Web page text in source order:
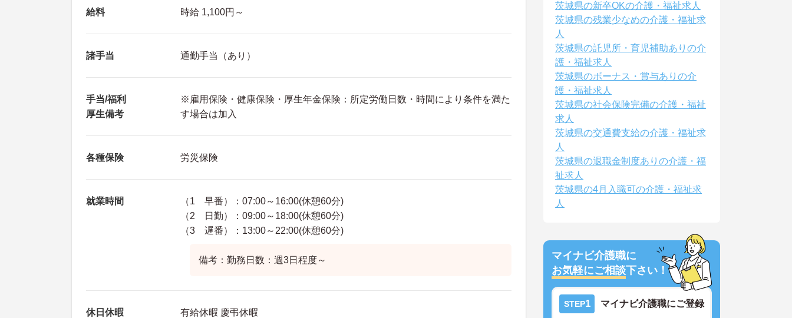
給料 時給 1,100円～
諸手当 通勤手当（あり）
手当/福利
厚生備考
※雇用保険・健康保険・厚生年金保険：所定労働日数・時間により条件を満た
す場合は加入
各種保険 労災保険
就業時間
（1 早番）：07:00～16:00(休憩60分)
（2 日勤）：09:00～18:00(休憩60分)
（3 遅番）：13:00～22:00(休憩60分)
備考：勤務日数：週3日程度～
休日休暇
有給休暇 慶弔休暇
茨城県の新卒OKの介護・福祉求人
茨城県の残業少なめの介護・福祉求
人
茨城県の託児所・育児補助ありの介
護・福祉求人
茨城県のボーナス・賞与ありの介
護・福祉求人
茨城県の社会保険完備の介護・福祉
求人
茨城県の交通費支給の介護・福祉求
人
茨城県の退職金制度ありの介護・福
祉求人
茨城県の4月入職可の介護・福祉求
人
マイナビ介護職に
お気軽にご相談下さい！
STEP1 マイナビ介護職にご登録